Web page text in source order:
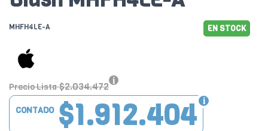
MHFH4LE-A EN STOCK
Precio Lista $2.034.472
$1.912.404
CONTADO